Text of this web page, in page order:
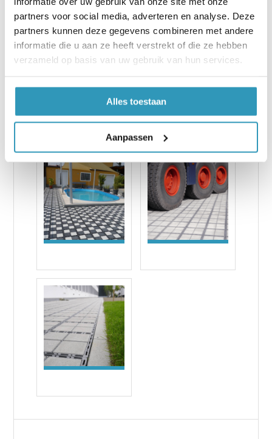
partners voor social media, adverteren en analyse. Deze
partners kunnen deze gegevens combineren met andere
informatie die u aan ze heeft verstrekt of die ze hebben
verzameld op basis van uw gebruik van hun services.
Alles toestaan
Aanpassen
straatstenen)
Materiaal: LD-PE, gerecycled materiaal,
recyclebaar
Installatiegebied/pallet: